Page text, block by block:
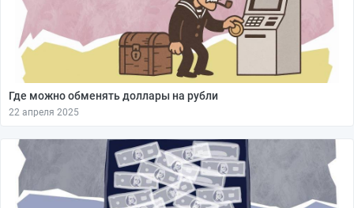
Где можно обменять доллары на рубли
22 апреля 2025